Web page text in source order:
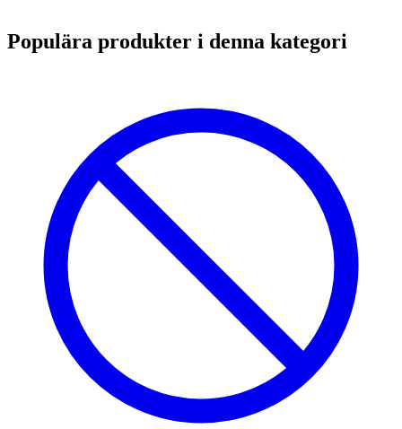
Populära produkter i denna kategori